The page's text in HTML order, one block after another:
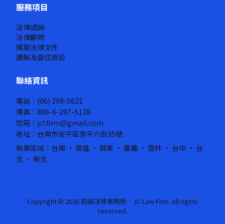
服務項目
法律諮詢
法律顧問
撰寫法律文件
調解及委任訴訟
聯絡資訊
電話：(06) 298-5621
傳真：886-6-297-5138
信箱：jcl.firm@gmail.com
地址：台南市安平區育平六街35號
執業區域：台南 · 高雄 · 屏東 · 嘉義 · 雲林 · 台中 · 台
北 · 新北
Copyright © 2026 鈞誠法律事務所 JC Law Firm. All rights
reserved.